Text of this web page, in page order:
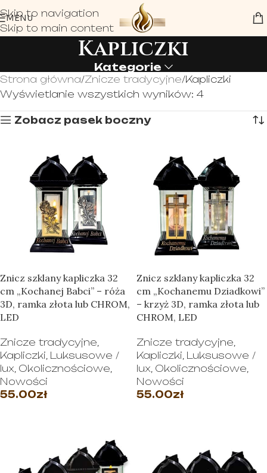
Skip to navigation
Skip to main content
MENU
Kapliczki
Kategorie
Strona główna Znicze tradycyjne Kapliczki
Wyświetlanie wszystkich wyników: 4
Zobacz pasek boczny
Znicz szklany kapliczka 32
cm „Kochanej Babci” – róża
3D, ramka złota lub CHROM,
LED
Znicze tradycyjne,
Kapliczki, Luksusowe /
lux, Okolicznościowe,
Nowości
55.00zł
Znicz szklany kapliczka 32
cm „Kochanemu Dziadkowi”
– krzyż 3D, ramka złota lub
CHROM, LED
Znicze tradycyjne,
Kapliczki, Luksusowe /
lux, Okolicznościowe,
Nowości
55.00zł